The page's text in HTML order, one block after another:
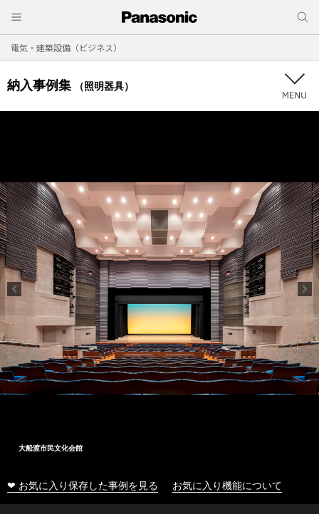
電気・建築設備（ビジネス）
納入事例集 （照明器具）
大船渡市民文化会館
❤ お気に入り保存した事例を見る お気に入り機能について